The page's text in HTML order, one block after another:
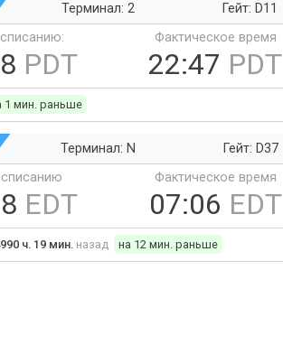
Терминал: 2
Гейт: D11
PDT
Фактическое время
22:47 PDT
1 мин. раньше
Терминал: N
Гейт: D37
EDT
Фактическое время
07:06 EDT
ч. 19 мин. назад на 12 мин. раньше